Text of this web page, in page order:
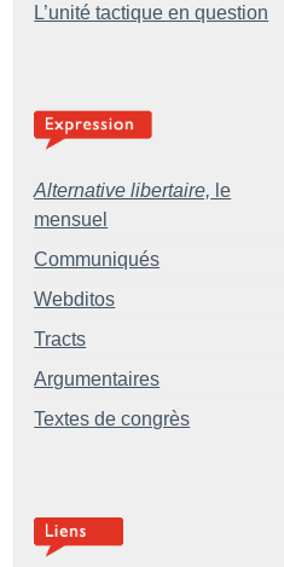
L’unité tactique en question
Alternative libertaire, le
mensuel
Communiqués
Webditos
Tracts
Argumentaires
Textes de congrès